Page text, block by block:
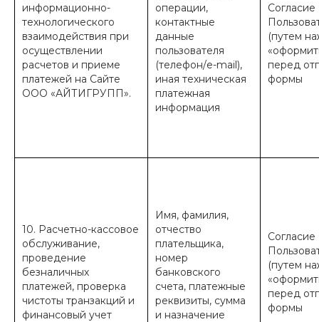
информационно-
технологического
взаимодействия при
осуществлении
расчетов и приеме
платежей на Сайте
ООО «АЙТИГРУПП».
операции,
контактные
данные
пользователя
(телефон/e-mail),
иная техническая
платежная
информация
Согласие
(путем
перед
формы
10. Расчетно-кассовое
обслуживание,
проведение
безналичных
платежей, проверка
чистоты транзакций и
финансовый учет
Имя, фамилия,
отчество
плательщика,
номер
банковского
счета, платежные
реквизиты, сумма
и назначение
Согласие
(путем
перед
формы